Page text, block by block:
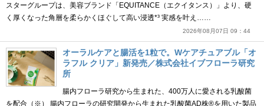
スターグループは、美容ブランド「EQUITANCE（エクイタンス）」より、硬
く厚くなった角層を柔らかくほぐして高い浸透*³ 実感を叶え……
2026年08月07日 09：44
オーラルケアと腸活を1粒で。Wケアチュアブル「オ
ラフル クリア」新発売／株式会社イブフローラ研究
所
腸内フローラ研究から生まれた、400万人に愛される乳酸菌
を配合（※） 腸内フローラの研究開発から生まれた乳酸菌AD株®を用いた製品